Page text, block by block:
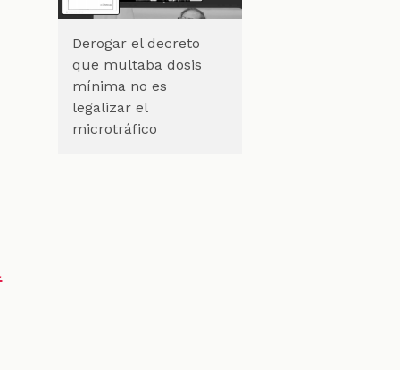
Derogar el decreto
que multaba dosis
mínima no es
legalizar el
microtráfico